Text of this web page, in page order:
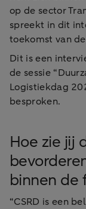
op de sector
spreekt in dit
toekomst van
Dit is een
de sessie
Logistiekdag
besproken.
Hoe zie jij
binnen de
“CSRD is een